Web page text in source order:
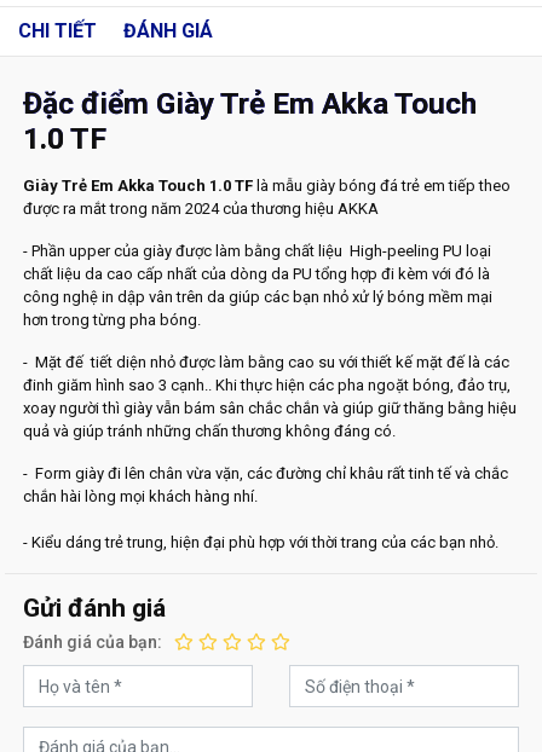
CHI TIẾT ĐÁNH GIÁ
Đặc điểm Giày Trẻ Em Akka Touch
1.0 TF
Giày Trẻ Em Akka Touch 1.0 TFlà mẫu giày bóng đá trẻ em tiếp theo
được ra mắt trong năm 2024 của thương hiệu AKKA
- Phần upper của giày được làm bằng chất liệu High-peeling PU loại
chất liệu da cao cấp nhất của dòng da PU tổng hợp đi kèm với đó là
công nghệ in dập vân trên da giúp các bạn nhỏ xử lý bóng mềm mại
hơn trong từng pha bóng.
- Mặt đế tiết diện nhỏ được làm bằng cao su với thiết kế mặt đế là các
đinh giăm hình sao 3 cạnh.. Khi thực hiện các pha ngoặt bóng, đảo trụ,
xoay người thì giày vẫn bám sân chắc chắn và giúp giữ thăng bằng hiệu
quả và giúp tránh những chấn thương không đáng có.
- Form giày đi lên chân vừa vặn, các đường chỉ khâu rất tinh tế và chắc
chắn hài lòng mọi khách hàng nhí.
- Kiểu dáng trẻ trung, hiện đại phù hợp với thời trang của các bạn nhỏ.
Gửi đánh giá
Đánh giá của bạn: